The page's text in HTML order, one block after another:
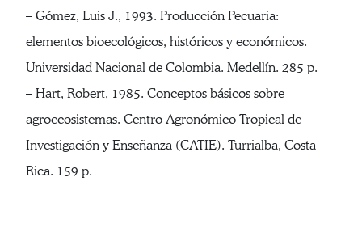
– Gómez, Luis J., 1993. Producción Pecuaria:
elementos bioecológicos, históricos y económicos.
Universidad Nacional de Colombia. Medellín. 285 p.
– Hart, Robert, 1985. Conceptos básicos sobre
agroecosistemas. Centro Agronómico Tropical de
Investigación y Enseñanza (CATIE). Turrialba, Costa
Rica. 159 p.